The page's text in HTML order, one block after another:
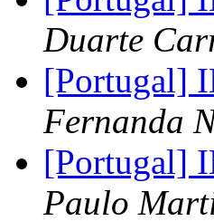
Duarte
[Portugal]
Fernanda
[Portugal]
Paulo